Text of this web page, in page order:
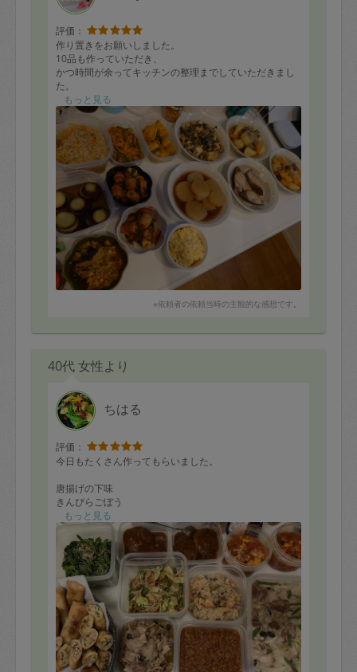
評価：
作り置きをお願いしました。
10品も作っていただき、
かつ時間が余ってキッチンの整理までしていただきまし
た。
子供の食べやすさまでご配慮いただき、
お陰で早速子供もパクパク食べていました。
やはり竹輪ナポリタンが大当たりでした、、！
私もどれも好きな味付けで美味しくいただけました。勉
強になります。
明るく対応していただき、楽しく過ごせました。
また是非お願いしたく思っております。
この度は誠にありがとうございました。
もっと見る
※依頼者の依頼当時の主観的な感想です。
40代 女性より
ちはる
評価：
今日もたくさん作ってもらいました。
唐揚げの下味
きんぴらごぼう
ラザニア
ミートソースの具
豚丼の具
春巻き
サーモンのホイル焼き
サーモンの炊き込みご飯
ミネストローネ
いんげんの胡麻和え
茶碗蒸し
煮込みハンバーグ
ベーコンとキャベツのカレーバターソテー
鶏肉といんげんのクリーム煮
もっと見る